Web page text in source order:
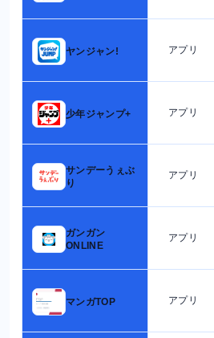
ヤンジャン! アプリ
少年ジャンプ+ アプリ
サンデーうぇぶ
り
アプリ
ガンガン
ONLINE
アプリ
マンガTOP アプリ